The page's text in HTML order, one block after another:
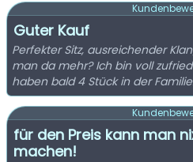
Guter Kauf
Perfekter Sitz, ausreichender
man da mehr? Ich bin voll
haben bald 4 Stück in der
für den Preis kann man
machen!